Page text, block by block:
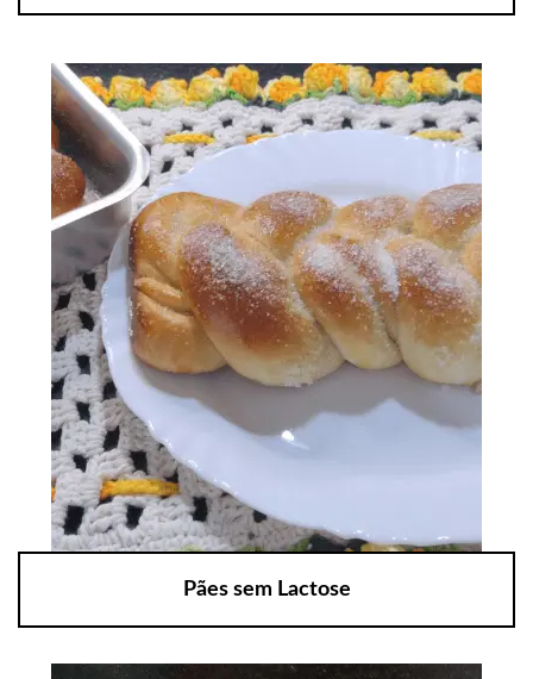
Pães sem Lactose